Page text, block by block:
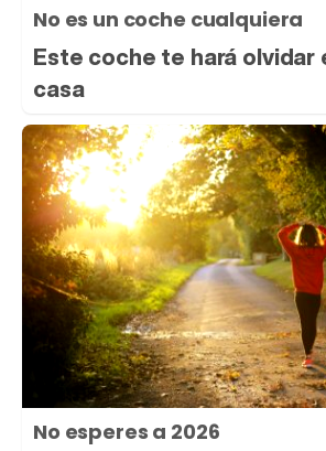
No es un coche cualquiera
Este coche te hará olvidar
casa
No esperes a 2026